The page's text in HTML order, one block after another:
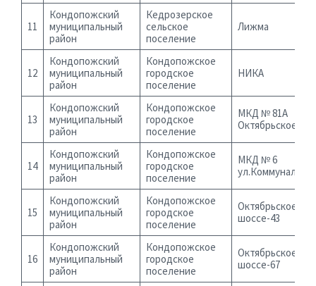
11
Кондопожский
муниципальный
район
Кедрозерское
сельское
поселение
Лижма
12
Кондопожский
муниципальный
район
Кондопожское
городское
поселение
НИКА
13
Кондопожский
муниципальный
район
Кондопожское
городское
поселение
МКД № 81А
Октябрьское
14
Кондопожский
муниципальный
район
Кондопожское
городское
поселение
МКД № 6
ул.Коммунальная
15
Кондопожский
муниципальный
район
Кондопожское
городское
поселение
Октябрьское
шоссе-43
16
Кондопожский
муниципальный
район
Кондопожское
городское
поселение
Октябрьское
шоссе-67